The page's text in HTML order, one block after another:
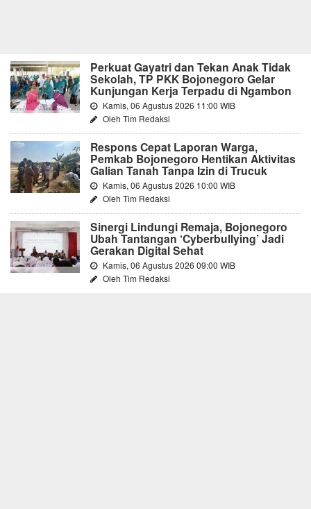
Perkuat Gayatri dan Tekan Anak Tidak
Sekolah, TP PKK Bojonegoro Gelar
Kunjungan Kerja Terpadu di Ngambon
Kamis, 06 Agustus 2026 11:00 WIB
Oleh Tim Redaksi
Respons Cepat Laporan Warga,
Pemkab Bojonegoro Hentikan Aktivitas
Galian Tanah Tanpa Izin di Trucuk
Kamis, 06 Agustus 2026 10:00 WIB
Oleh Tim Redaksi
Sinergi Lindungi Remaja, Bojonegoro
Ubah Tantangan ‘Cyberbullying’ Jadi
Gerakan Digital Sehat
Kamis, 06 Agustus 2026 09:00 WIB
Oleh Tim Redaksi